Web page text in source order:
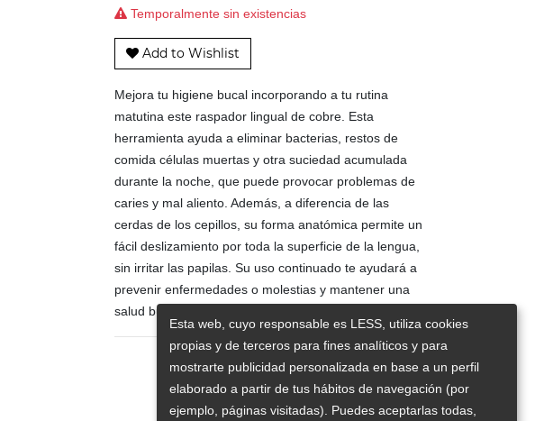
Temporalmente sin existencias
Add to Wishlist
Mejora tu higiene bucal incorporando a tu rutina
matutina este raspador lingual de cobre. Esta
herramienta ayuda a eliminar bacterias, restos de
comida células muertas y otra suciedad acumulada
durante la noche, que puede provocar problemas de
caries y mal aliento. Además, a diferencia de las
cerdas de los cepillos, su forma anatómica permite un
fácil deslizamiento por toda la superficie de la lengua,
sin irritar las papilas. Su uso continuado te ayudará a
prevenir enfermedades o molestias y mantener una
salud bucodental completa.
Esta web, cuyo responsable es LESS, utiliza cookies
propias y de terceros para fines analíticos y para
mostrarte publicidad personalizada en base a un perfil
elaborado a partir de tus hábitos de navegación (por
ejemplo, páginas visitadas). Puedes aceptarlas todas,